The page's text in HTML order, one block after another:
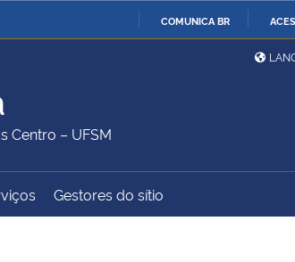
COMUNICA BR
Ministério da Defesa
Ministério
Exteriores
Ministério do
Centro – UFSM
Gestores do sítio